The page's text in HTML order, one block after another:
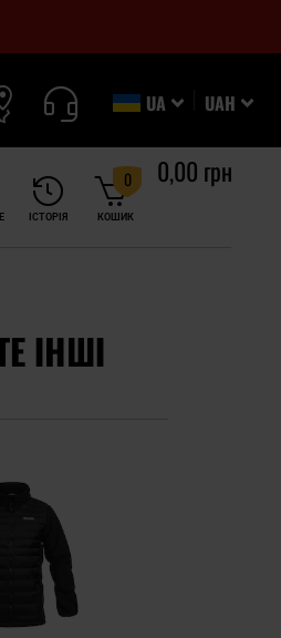
UAH
UA
ІСТОРІЯ КОШИК
0 0,00 грн
ІНШІ